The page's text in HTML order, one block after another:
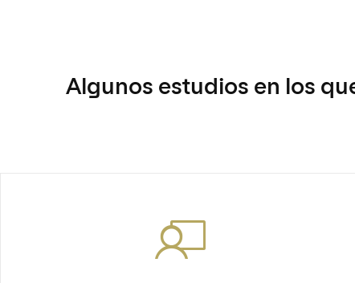
Algunos estudios en los